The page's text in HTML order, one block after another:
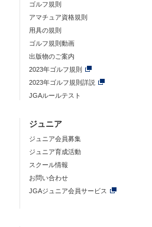
ゴルフ規則
アマチュア資格規則
用具の規則
ゴルフ規則動画
出版物のご案内
2023年ゴルフ規則
2023年ゴルフ規則詳説
JGAルールテスト
ジュニア
ジュニア会員募集
ジュニア育成活動
スクール情報
お問い合わせ
JGAジュニア会員サービス